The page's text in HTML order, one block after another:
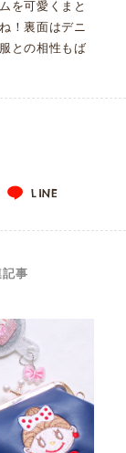
を可愛くまと
！裏面はデニ
との相性もば
LINE
事